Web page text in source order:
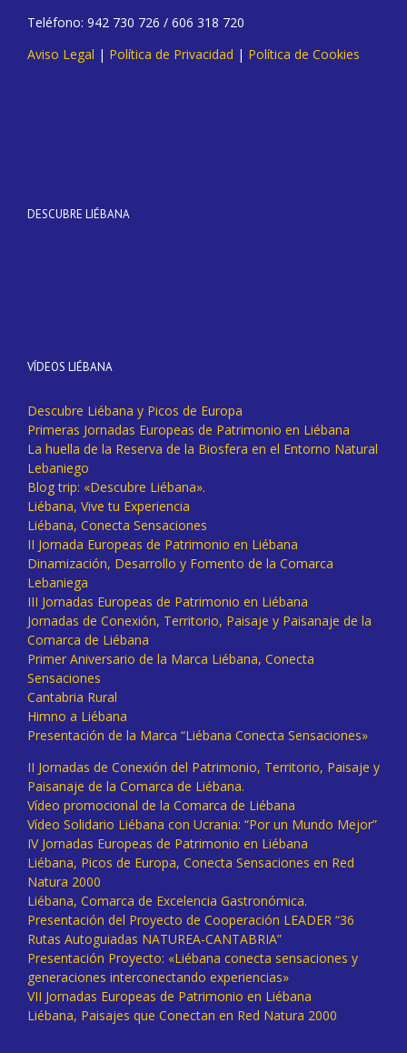
Teléfono: 942 730 726 / 606 318 720
Aviso Legal | Política de Privacidad | Política de Cookies
DESCUBRE LIÉBANA
VÍDEOS LIÉBANA
Descubre Liébana y Picos de Europa
Primeras Jornadas Europeas de Patrimonio en Liébana
La huella de la Reserva de la Biosfera en el Entorno Natural
Lebaniego
Blog trip: «Descubre Liébana».
Liébana, Vive tu Experiencia
Liébana, Conecta Sensaciones
II Jornada Europeas de Patrimonio en Liébana
Dinamización, Desarrollo y Fomento de la Comarca
Lebaniega
III Jornadas Europeas de Patrimonio en Liébana
Jornadas de Conexión, Territorio, Paisaje y Paisanaje de la
Comarca de Liébana
Primer Aniversario de la Marca Liébana, Conecta
Sensaciones
Cantabria Rural
Himno a Liébana
Presentación de la Marca “Liébana Conecta Sensaciones»
II Jornadas de Conexión del Patrimonio, Territorio, Paisaje y
Paisanaje de la Comarca de Liébana.
Vídeo promocional de la Comarca de Liébana
Vídeo Solidario Liébana con Ucrania: “Por un Mundo Mejor”
IV Jornadas Europeas de Patrimonio en Liébana
Liébana, Picos de Europa, Conecta Sensaciones en Red
Natura 2000
Liébana, Comarca de Excelencia Gastronómica.
Presentación del Proyecto de Cooperación LEADER “36
Rutas Autoguiadas NATUREA-CANTABRIA”
Presentación Proyecto: «Liébana conecta sensaciones y
generaciones interconectando experiencias»
VII Jornadas Europeas de Patrimonio en Liébana
Liébana, Paisajes que Conectan en Red Natura 2000